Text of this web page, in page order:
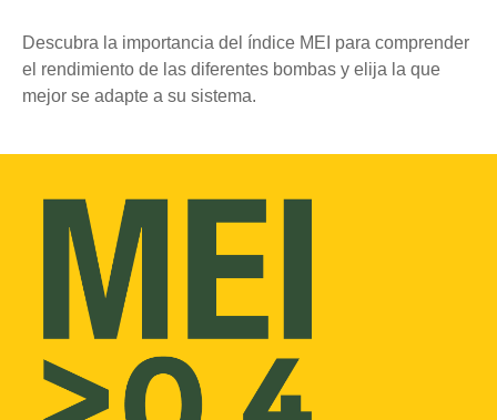
Descubra la importancia del índice MEI para comprender
el rendimiento de las diferentes bombas y elija la que
mejor se adapte a su sistema.